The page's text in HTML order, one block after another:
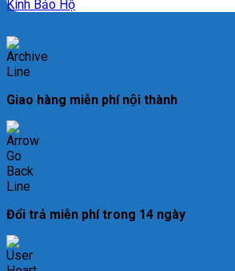
Kính Bảo Hộ
Giao hàng miễn phí nội thành
Đổi trả miễn phí trong 14 ngày